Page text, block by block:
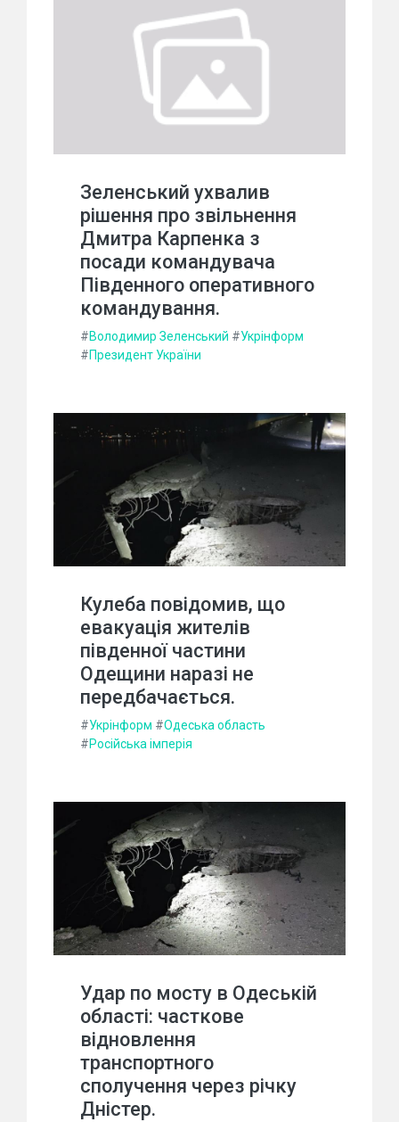
Зеленський ухвалив
рішення про звільнення
Дмитра Карпенка з
посади командувача
Південного оперативного
командування.
#Володимир Зеленський #Укрінформ
#Президент України
Кулеба повідомив, що
евакуація жителів
південної частини
Одещини наразі не
передбачається.
#Укрінформ #Одеська область
#Російська імперія
Удар по мосту в Одеській
області: часткове
відновлення
транспортного
сполучення через річку
Дністер.